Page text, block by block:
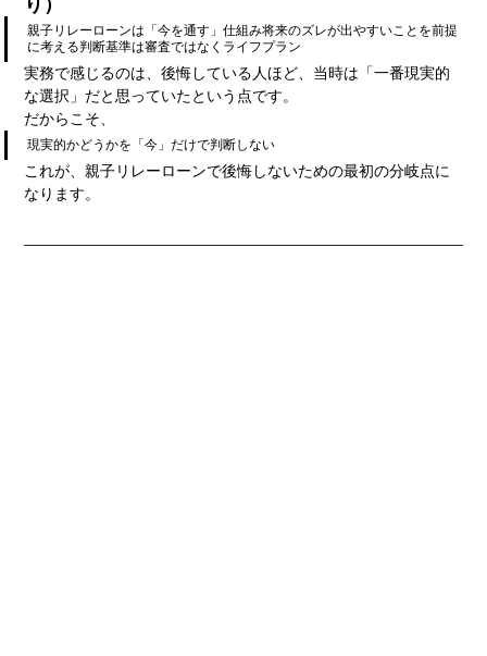
親子リレーローンは「今を通す」仕組み将来のズレが出やすいことを前提
に考える判断基準は審査ではなくライフプラン
実務で感じるのは、後悔している人ほど、当時は「一番現実的
な選択」だと思っていたという点です。
だからこそ、
現実的かどうかを「今」だけで判断しない
これが、親子リレーローンで後悔しないための最初の分岐点に
なります。